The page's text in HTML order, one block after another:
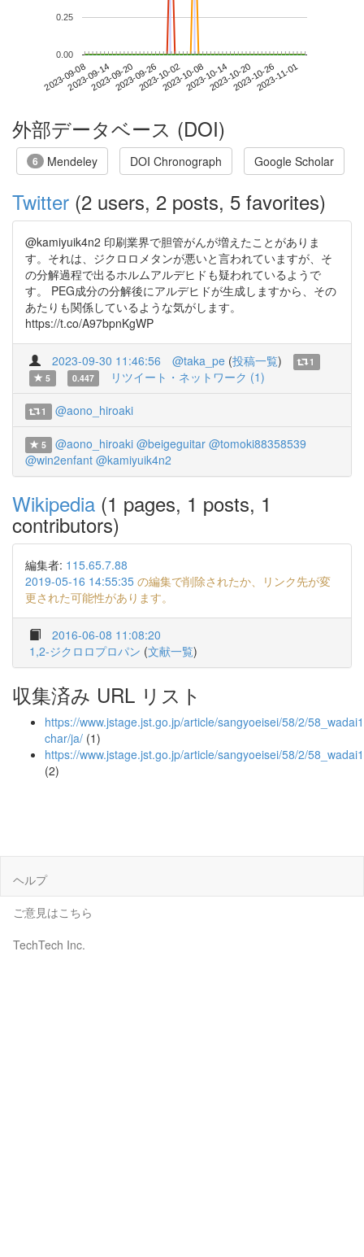
2023-09-082023-09-142023-09-202023-09-262023-10-022023-10-082023-10-142023-10-202023-10-262023-11-01
0.00
0.25
外部データベース (DOI)
6 Mendeley DOI Chronograph Google Scholar
Twitter (2 users, 2 posts, 5 favorites)
@kamiyuik4n2 印刷業界で胆管がんが増えたことがありま
す。それは、ジクロロメタンが悪いと言われていますが、そ
の分解過程で出るホルムアルデヒドも疑われているようで
す。 PEG成分の分解後にアルデヒドが生成しますから、その
あたりも関係しているような気がします。
https://t.co/A97bpnKgWP
2023-09-30 11:46:56 @taka_pe (投稿一覧)
1
5
0.447 リツイート・ネットワーク (1)
1 @aono_hiroaki
5 @aono_hiroaki @beigeguitar @tomoki88358539
@win2enfant @kamiyuik4n2
Wikipedia (1 pages, 1 posts, 1
contributors)
編集者: 115.65.7.88
2019-05-16 14:55:35 の編集で削除されたか、リンク先が変
更された可能性があります。
2016-06-08 11:08:20
1,2-ジクロロプロパン (文献一覧)
収集済み URL リスト
https://www.jstage.jst.go.jp/article/sangyoeisei/58/2/
char/ja/ (1)
https://www.jstage.jst.go.jp/article/sangyoeisei/58/2/
(2)
ヘルプ
ご意見はこちら
TechTech Inc.